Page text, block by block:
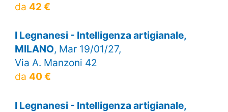
da 42 €
I Legnanesi - Intelligenza artigianale,
MILANO, Mar 19/01/27,
Via A. Manzoni 42
da 40 €
I Legnanesi - Intelligenza artigianale,